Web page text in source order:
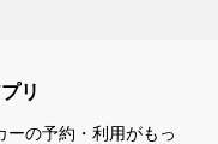
リ
ーの予約・利用がもっ